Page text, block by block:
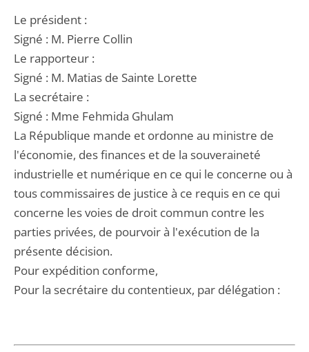
Le président :
Signé : M. Pierre Collin
Le rapporteur :
Signé : M. Matias de Sainte Lorette
La secrétaire :
Signé : Mme Fehmida Ghulam
La République mande et ordonne au ministre de
l'économie, des finances et de la souveraineté
industrielle et numérique en ce qui le concerne ou à
tous commissaires de justice à ce requis en ce qui
concerne les voies de droit commun contre les
parties privées, de pourvoir à l'exécution de la
présente décision.
Pour expédition conforme,
Pour la secrétaire du contentieux, par délégation :